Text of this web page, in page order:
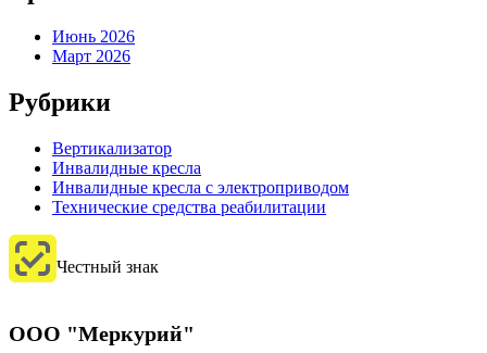
Июнь 2026
Март 2026
Рубрики
Вертикализатор
Инвалидные кресла
Инвалидные кресла с электроприводом
Технические средства реабилитации
Честный знак
ООО "Меркурий"